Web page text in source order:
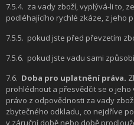
7.5.4. za vady zboží, vyplývá-li to,
podléhajícího rychlé zkáze, z jeho
7.5.5. pokud jste před převzetím
7.5.6. pokud jste vadu sami
7.6. Doba pro uplatnění práva.
prohlédnout a přesvědčit se o jeho
právo z odpovědnosti za vady
zbytečného odkladu, co nejdříve
v záruční době nebo době